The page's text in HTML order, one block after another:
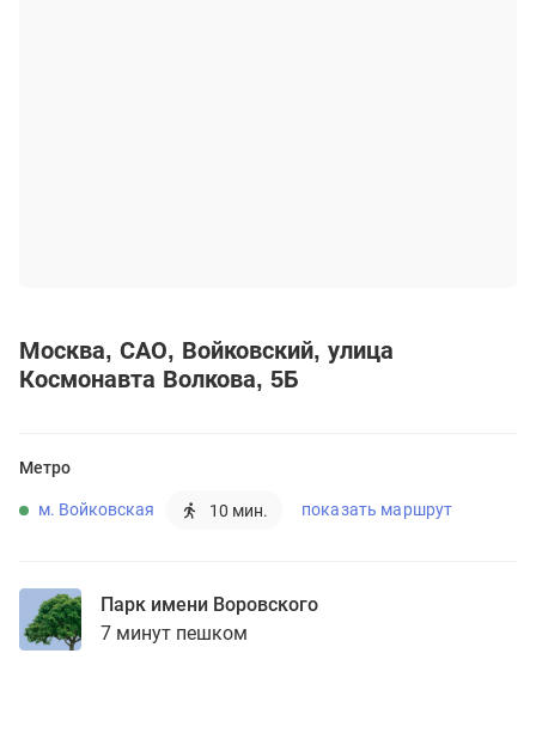
Москва САО Войковский улица
Космонавта Волкова, 5Б
Метро
м. Войковская 10 мин. показать маршрут
Парк имени Воровского
7 минут пешком